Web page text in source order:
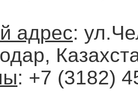
адрес:
: +7 (3182)